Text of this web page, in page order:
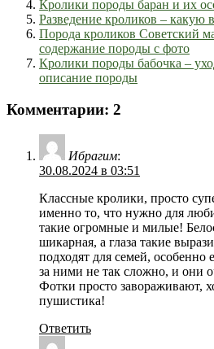
Кролики породы баран и их
Разведение кроликов – какую
Порода кроликов Советский
содержание породы с фото
Кролики породы бабочка –
описание породы
Комментарии: 2
Ибрагим:
30.08.2024 в 03:51
Классные кролики, просто
именно то, что нужно для
такие огромные и милые!
шикарная, а глаза такие
подходят для семей, особенно
за ними не так сложно, и они
Фотки просто завораживают,
пушистика!
Ответить